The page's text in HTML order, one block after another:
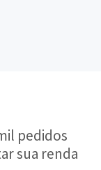
pedidos
sua renda